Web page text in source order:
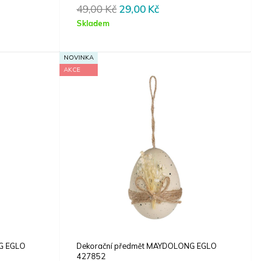
49,00Kč Original
29,00 KčCurrent
Skladem
EGLO
NOVINKA
AKCE
Dekorační předmět MAYDOLONG EGLO
427852